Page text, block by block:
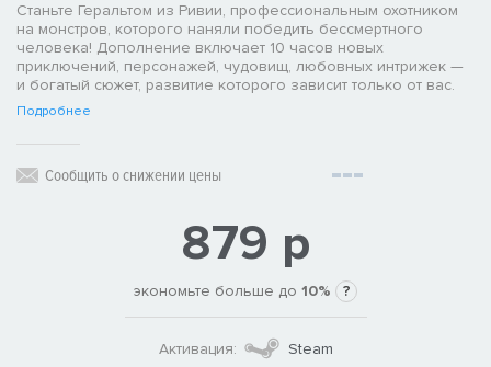
Станьте Геральтом из Ривии, профессиональным охотником
на монстров, которого наняли победить бессмертного
человека! Дополнение включает 10 часов новых
приключений, персонажей, чудовищ, любовных интрижек —
и богатый сюжет, развитие которого зависит только от вас.
Подробнее
Сообщить о снижении цены
879 р
экономьте больше до 10% ?
Активация:
Steam